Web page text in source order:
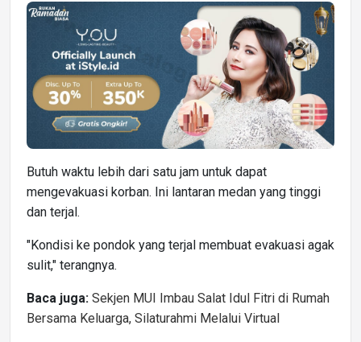
Butuh waktu lebih dari satu jam untuk dapat
mengevakuasi korban. Ini lantaran medan yang tinggi
dan terjal.
"Kondisi ke pondok yang terjal membuat evakuasi agak
sulit," terangnya.
Baca juga: Sekjen MUI Imbau Salat Idul Fitri di Rumah
Bersama Keluarga, Silaturahmi Melalui Virtual